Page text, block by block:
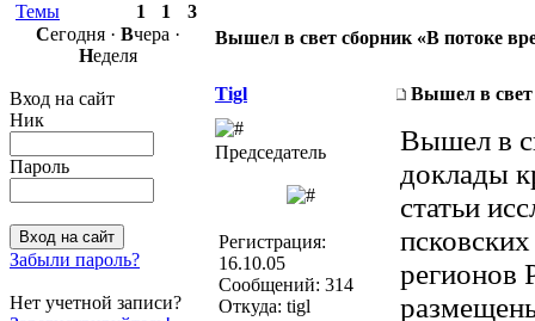
Темы
1 1
3
Сегодня · Вчера ·
Неделя
Вход на сайт
Ник
Пароль
Забыли пароль?
Нет учетной записи?
Вышел в свет сборник «В потоке
Tigl Вышел в свет
Председатель
Регистрация:
16.10.05
Сообщений: 314
Откуда: tigl
Вышел в
доклады
статьи
регионов